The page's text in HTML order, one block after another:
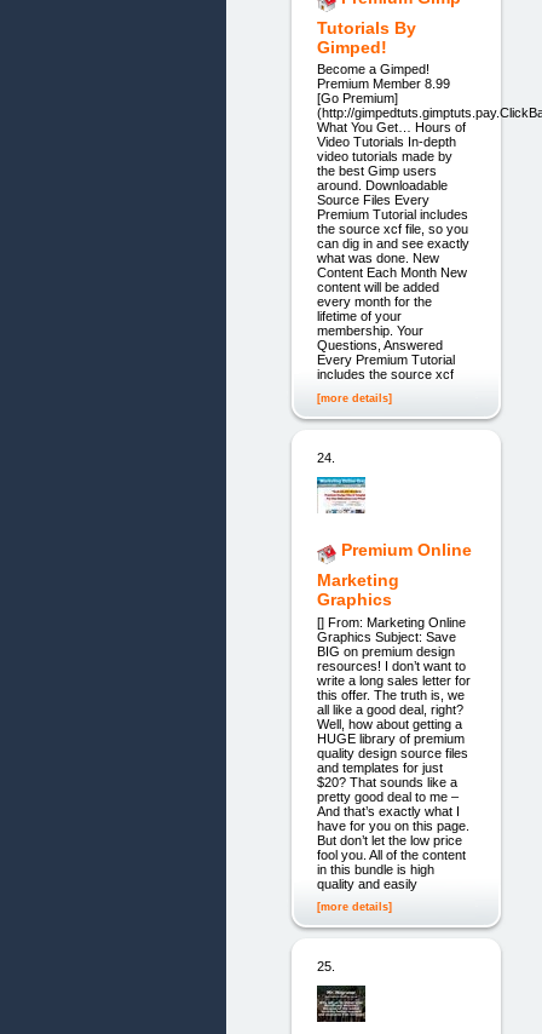
Tutorials By
Gimped!
Become a Gimped!
Premium Member 8.99
[Go Premium]
(http://
What You Get… Hours of
Video Tutorials In-depth
video tutorials made by
the best Gimp users
around. Downloadable
Source Files Every
Premium Tutorial includes
the source xcf file, so you
can dig in and see exactly
what was done. New
Content Each Month New
content will be added
every month for the
lifetime of your
membership. Your
Questions, Answered
Every Premium Tutorial
includes the source xcf
[more details]
24.
Premium Online
Marketing
Graphics
[] From: Marketing Online
Graphics Subject: Save
BIG on premium design
resources! I don’t want to
write a long sales letter for
this offer. The truth is, we
all like a good deal, right?
Well, how about getting a
HUGE library of premium
quality design source files
and templates for just
$20? That sounds like a
pretty good deal to me –
And that’s exactly what I
have for you on this page.
But don’t let the low price
fool you. All of the content
in this bundle is high
quality and easily
[more details]
25.